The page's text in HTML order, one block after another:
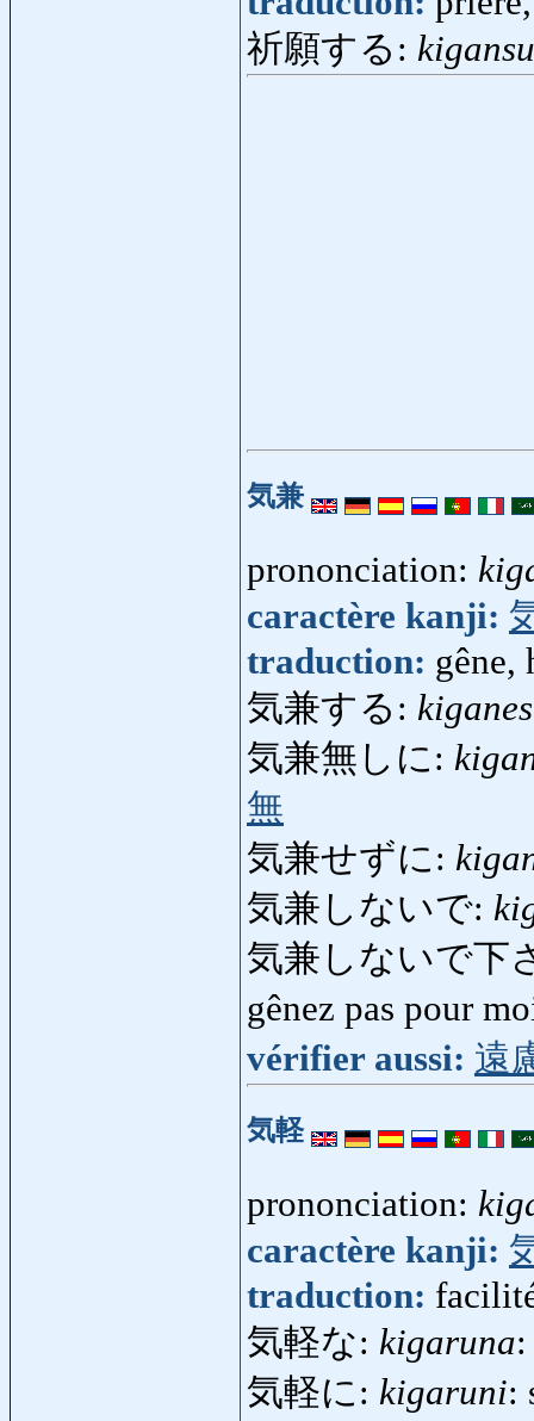
祈願する:
気兼
prononciation:
caractère kanji:
traduction: gêne,
気兼する:
気兼無しに:
無
気兼せずに:
気兼しないで:
気兼しないで下
gênez pas pour
vérifier aussi: 遠
気軽
prononciation:
caractère kanji:
traduction:
気軽な: kigaruna
気軽に: kigaruni: